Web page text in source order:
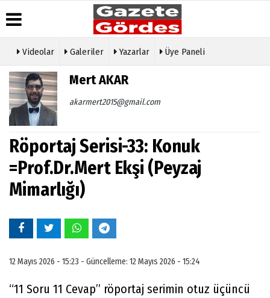
Üye Paneli
Haber
Arşivi
Gazete
Arşivi
Günün
Haberleri
Hava
Durumu
Gazete
Biyografiler
Video
Galeri
Etkinlikler
Videolar Galeriler Yazarlar Üye Paneli
Mert AKAR
akarmert2015@gmail.com
Röportaj Serisi-33: Konuk
=Prof.Dr.Mert Ekşi (Peyzaj
Mimarlığı)
12 Mayıs 2026 - 15:23 - Güncelleme: 12 Mayıs 2026 - 15:24
“11 Soru 11 Cevap” röportaj serimin otuz üçüncü